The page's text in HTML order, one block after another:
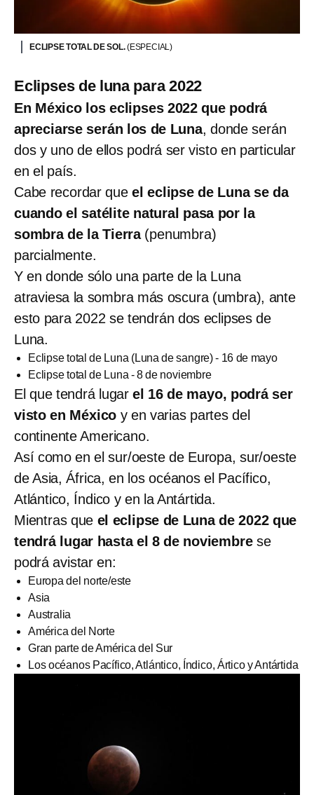
ECLIPSE TOTAL DE SOL.(ESPECIAL)
Eclipses de luna para 2022
En México los eclipses 2022 que podrá
apreciarse serán los de Luna, donde serán
dos y uno de ellos podrá ser visto en particular
en el país.
Cabe recordar queel eclipse de Luna se da
cuando el satélite natural pasa por la
sombra de la Tierra(penumbra)
parcialmente.
Y en donde sólo una parte de la Luna
atraviesa la sombra más oscura (umbra), ante
esto para 2022 se tendrán dos eclipses de
Luna.
Eclipse total de Luna (Luna de sangre) - 16 de mayo
Eclipse total de Luna - 8 de noviembre
El que tendrá lugarel 16 de mayo, podrá ser
visto en México y en varias partes del
continente Americano.
Así como en el sur/oeste de Europa, sur/oeste
de Asia, África, en los océanos el Pacífico,
Atlántico, Índico y en la Antártida.
Mientras que el eclipse de Luna de 2022 que
tendrá lugar hasta el 8 de noviembre se
podrá avistar en:
Europa del norte/este
Asia
Australia
América del Norte
Gran parte de América del Sur
Los océanos Pacífico, Atlántico, Índico, Ártico y Antártida